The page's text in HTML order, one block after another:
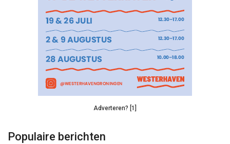
Adverteren? [1]
Populaire berichten